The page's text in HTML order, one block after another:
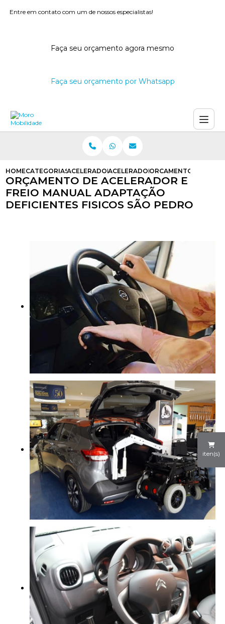
Entre em contato com um de nossos especialistas!
Faça seu orçamento agora mesmo
Faça seu orçamento por Whatsapp
iten(s)
HOMECATEGORIASACELERADORES E FREIOS MANUAIS
ACELERADOR E FREIO MANUAL
ORCAMENTO DE
ORÇAMENTO DE ACELERADOR E
FREIO MANUAL ADAPTAÇÃO
DEFICIENTES FISICOS SÃO PEDRO